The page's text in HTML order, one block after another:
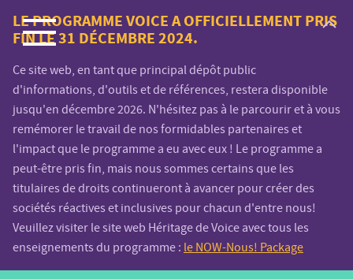
Voice.Global
website
LE PROGRAMME VOICE A OFFICIELLEMENT PRIS
FIN LE 31 DÉCEMBRE 2024.
Ce site web, en tant que principal dépôt public
d'informations, d'outils et de références, restera disponible
jusqu'en décembre 2026. N'hésitez pas à le parcourir et à vous
remémorer le travail de nos formidables partenaires et
l'impact que le programme a eu avec eux ! Le programme a
peut-être pris fin, mais nous sommes certains que les
titulaires de droits continueront à avancer pour créer des
sociétés réactives et inclusives pour chacun d'entre nous!
Veuillez visiter le site web Héritage de Voice avec tous les
enseignements du programme : le NOW-Nous! Package